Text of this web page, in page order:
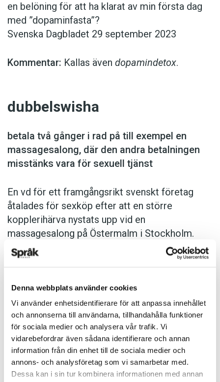
Denna webbplats använder cookies
Vi använder enhetsidentifierare för att anpassa innehållet
och annonserna till användarna, tillhandahålla funktioner
för sociala medier och analysera vår trafik. Vi
vidarebefordrar även sådana identifierare och annan
information från din enhet till de sociala medier och
annons- och analysföretag som vi samarbetar med.
Dessa kan i sin tur kombinera informationen med annan
en belöning för att ha klarat av min första dag
med ”dopaminfasta”?
Svenska Dagbladet 29 september 2023
Kommentar: Kallas även ­dopamindetox.
dubbelswisha
betala två gånger i rad på till exempel en
massagesalong, där den andra betalningen
misstänks vara för sexuell tjänst
En vd för ett framgångsrikt svenskt företag
åtalades för sexköp efter att en större
kopplerihärva nystats upp vid en
massagesalong på Öster­malm i Stockholm.
Efter anklagelserna lämnade han sitt jobb men
frikändes i tingsrätten. Nu anser hov­rätten att
”dubbel­swishat” som betalning.
Expressen 31 maj 2023
evighetskemikalie
syntetiskt framställt ämne som inte kan